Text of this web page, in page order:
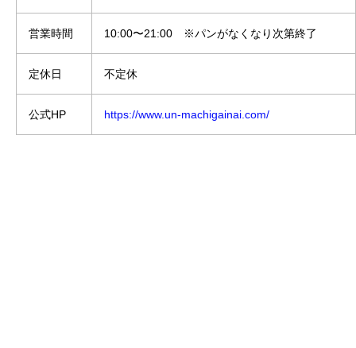
営業時間 10:00〜21:00 ※パンがなくなり次第終了
定休日 不定休
公式HP https://www.un-machigainai.com/